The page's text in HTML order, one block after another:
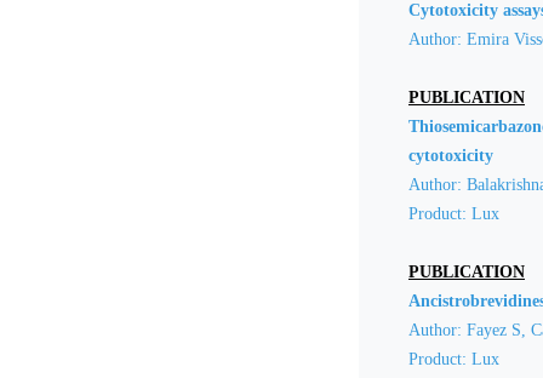
Cytotoxicity
Author: Emira
PUBLICATION
cytotoxicity
Author:
Product: Lux
PUBLICATION
Author: Fayez S,
Product: Lux